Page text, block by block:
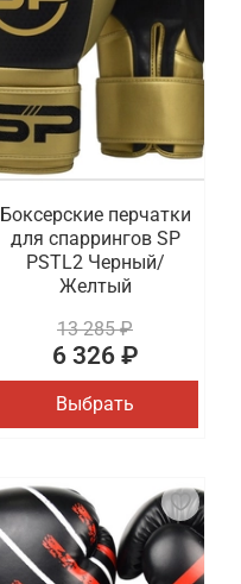
Боксерские перчатки
для спаррингов SP
PSTL2 Черный/
Желтый
13 285 ₽
6 326 ₽
Выбрать